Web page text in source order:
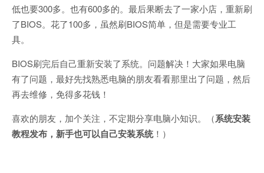
低也要300多。也有600多的。最后果断去了一家小店，重新刷
了BIOS。花了100多，虽然刷BIOS简单，但是需要专业工
具。
BIOS刷完后自己重新安装了系统。问题解决！大家如果电脑
有了问题，最好先找熟悉电脑的朋友看看那里出了问题，然后
再去维修，免得多花钱！
喜欢的朋友，加个关注，不定期分享电脑小知识。（系统安装
教程发布，新手也可以自己安装系统！）